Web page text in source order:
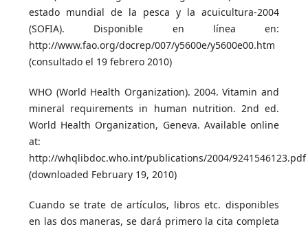
estado mundial de la pesca y la acuicultura-2004
(SOFIA). Disponible en línea en:
http://www.fao.org/docrep/007/y5600e/y5600e00.htm
(consultado el 19 febrero 2010)
WHO (World Health Organization). 2004. Vitamin and
mineral requirements in human nutrition. 2nd ed.
World Health Organization, Geneva. Available online
at:
http://whqlibdoc.who.int/publications/2004/9241546123.pdf
(downloaded February 19, 2010)
Cuando se trate de artículos, libros etc. disponibles
en las dos maneras, se dará primero la cita completa